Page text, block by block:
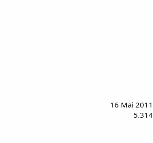
16 Mai 2011
5.314